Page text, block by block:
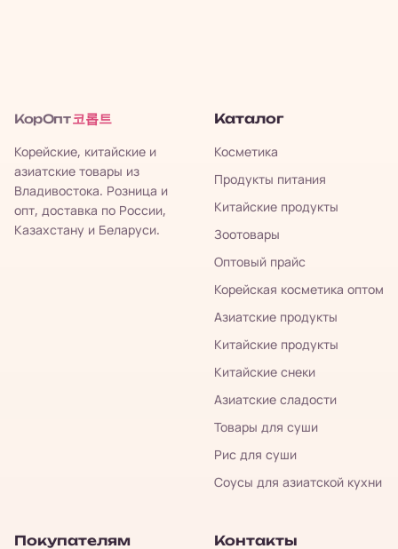
КорОпт 코롭트
Корейские, китайские и
азиатские товары из
Владивостока. Розница и
опт, доставка по России,
Казахстану и Беларуси.
Каталог
Косметика
Продукты питания
Китайские продукты
Зоотовары
Оптовый прайс
Корейская косметика оптом
Азиатские продукты
Китайские продукты
Китайские снеки
Азиатские сладости
Товары для суши
Рис для суши
Соусы для азиатской кухни
Покупателям Контакты